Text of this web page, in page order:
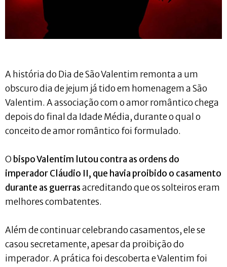
A história do Dia de São Valentim remonta a um
obscuro dia de jejum já tido em homenagem a São
Valentim. A associação com o amor romântico chega
depois do final da Idade Média, durante o qual o
conceito de amor romântico foi formulado.
O bispo Valentim lutou contra as ordens do
imperador Cláudio II, que havia proibido o casamento
durante as guerrasacreditando que os solteiros eram
melhores combatentes.
Além de continuar celebrando casamentos, ele se
casou secretamente, apesar da proibição do
imperador. A prática foi descoberta e Valentim foi